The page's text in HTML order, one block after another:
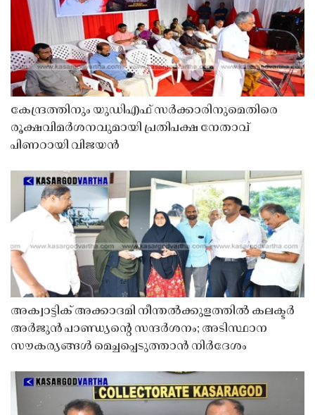
കേന്ദ്രത്തിനും യുഡിഎഫ് സർക്കാരിനുമെതിരെ
രൂക്ഷവിമർശനവുമായി പ്രതിപക്ഷ നേതാവ്
പിണറായി വിജയൻ
അക്വാട്ടിക് അക്കാദമി നീന്തൽക്കുളത്തിൽ കലക്ടർ
അർജുൻ പാണ്ഡ്യൻ്റെ സന്ദർശനം; അടിസ്ഥാന
സൗകര്യങ്ങൾ മെച്ചപ്പെടുത്താൻ നിർദേശം